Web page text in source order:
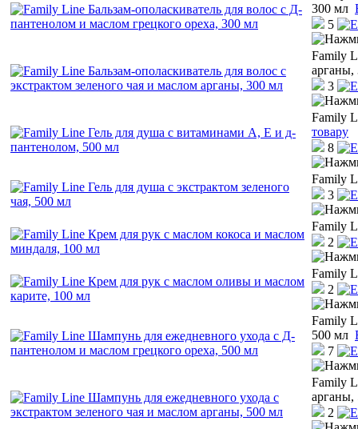
300 мл
5
Family
арганы,
3
Family
товару
8
Family
3
Family
2
Family
2
Family
500 мл
7
Family
арганы,
2